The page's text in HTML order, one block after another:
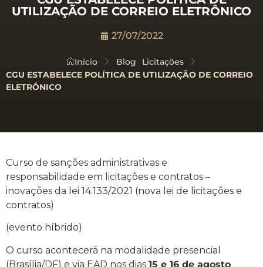
UTILIZAÇÃO DE CORREIO ELETRÔNICO
27/07/2022
Início Blog
Licitações
CGU ESTABELECE POLÍTICA DE UTILIZAÇÃO DE CORREIO
ELETRÔNICO
Curso de sanções administrativas e
responsabilidade em licitações e contratos –
inovações da lei 14.133/2021 (nova lei de licitações e
contratos)
(evento híbrido)
O curso acontecerá na modalidade presencial
(Brasília/DF) e via EAD nos dias 15 e 16 de agosto